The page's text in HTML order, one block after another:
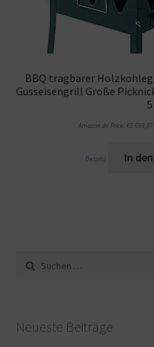
BBQ tragbarer
Gusseisengrill Große
Amazon.de Price: €3.698,97
Details In
Suche
nach:
Neueste Beiträge